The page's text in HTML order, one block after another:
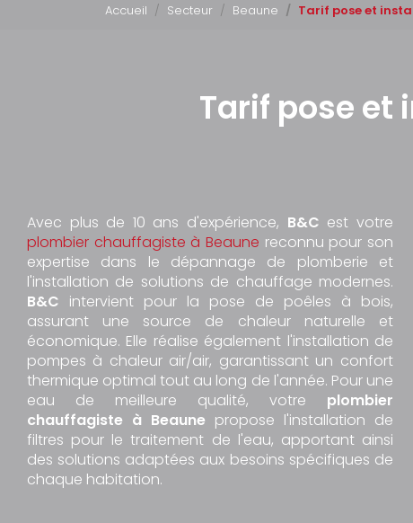
Accueil Secteur Beaune Tarif pose et
Tarif pose et
Avec plus de 10 ans d'expérience, B&C est votre
plombier chauffagiste à Beaune reconnu pour son
expertise dans le dépannage de plomberie et
l'installation de solutions de chauffage modernes.
B&C intervient pour la pose de poêles à bois,
assurant une source de chaleur naturelle et
économique. Elle réalise également l'installation de
pompes à chaleur air/air, garantissant un confort
thermique optimal tout au long de l'année. Pour une
eau de meilleure qualité, votre plombier
chauffagiste à Beaune propose l'installation de
filtres pour le traitement de l'eau, apportant ainsi
des solutions adaptées aux besoins spécifiques de
chaque habitation.